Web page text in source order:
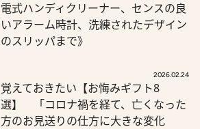
電式ハンディクリーナー、センスの良
いアラーム時計、洗練されたデザイン
のスリッパまで》
2026.02.24
覚えておきたい【お悔みギフト8
選】 「コロナ禍を経て、亡くなった
方のお見送りの仕方に大きな変化